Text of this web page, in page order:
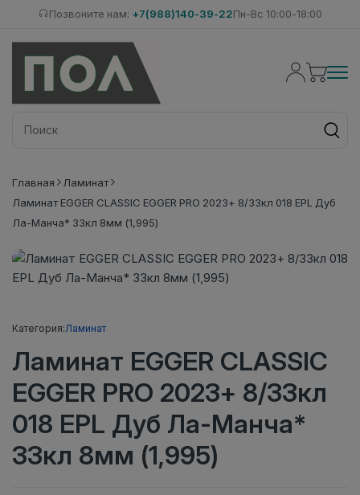
Позвоните нам: +7(988)140-39-22Пн-Вс 10:00-18:00
Главная
Ламинат
Ламинат EGGER CLASSIC EGGER PRO 2023+ 8/33кл 018 EPL Дуб
Ла-Манча* 33кл 8мм (1,995)
Категория:Ламинат
Ламинат EGGER CLASSIC
EGGER PRO 2023+ 8/33кл
018 EPL Дуб Ла-Манча*
33кл 8мм (1,995)